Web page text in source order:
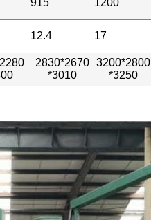
915 1200
12.4 17
2830*2670
*3010
3200*2800
*3250